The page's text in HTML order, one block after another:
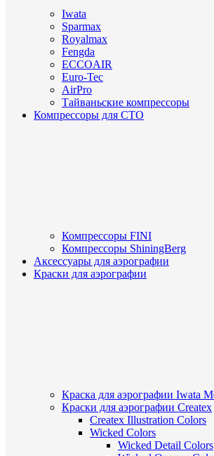
Iwata
Sparmax
Royalmax
Fengda
ECCOAIR
Euro-Tec
AirPro
Тайваньские компрессоры
Компрессоры для СТО
Компрессоры FINI
Компрессоры ShiningBerg
Аксессуары для аэрографии
Краски для аэрографии
Краска для аэрографии Iwata
Краски для аэрографии Createx
Createx Illustration Colors
Wicked Colors
Wicked Detail Colors